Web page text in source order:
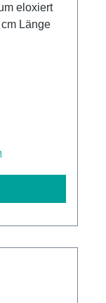
eloxiert
Länge